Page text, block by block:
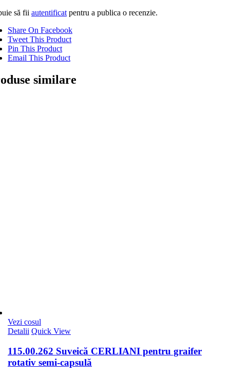
să fii autentificat pentru a publica o recenzie.
Share On Facebook
Tweet This Product
Pin This Product
Email This Product
similare
Vezi cosul
Detalii Quick View
115.00.262 Suveică CERLIANI pentru graifer
rotativ semi-capsulă